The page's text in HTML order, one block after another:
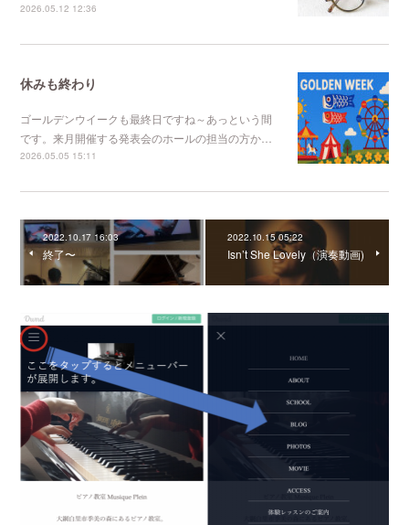
2026.05.12 12:36
休みも終わり
ゴールデンウイークも最終日ですね～あっという間
です。来月開催する発表会のホールの担当の方か…
2026.05.05 15:11
2022.10.17 16:03
終了〜
2022.10.15 05:22
Isn’t She Lovely（演奏動画)